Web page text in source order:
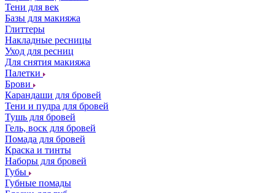
Тени для век
Базы для макияжа
Глиттеры
Накладные ресницы
Уход для ресниц
Для снятия макияжа
Палетки
Брови
Карандаши для бровей
Тени и пудра для бровей
Тушь для бровей
Гель, воск для бровей
Помада для бровей
Краска и тинты
Наборы для бровей
Губы
Губные помады